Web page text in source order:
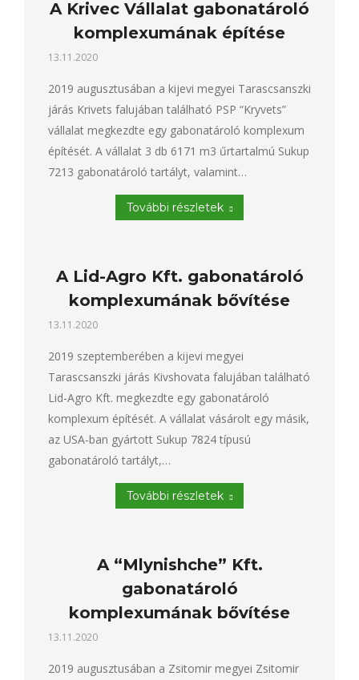
A Krivec Vállalat gabonatároló
komplexumának építése
13.11.2020
2019 augusztusában a kijevi megyei Tarascsanszki
járás Krivets falujában található PSP “Kryvets”
vállalat megkezdte egy gabonatároló komplexum
építését. A vállalat 3 db 6171 m3 űrtartalmú Sukup
7213 gabonatároló tartályt, valamint…
További részletek
A Lid-Agro Kft. gabonatároló
komplexumának bővítése
13.11.2020
2019 szeptemberében a kijevi megyei
Tarascsanszki járás Kivshovata falujában található
Lid-Agro Kft. megkezdte egy gabonatároló
komplexum építését. A vállalat vásárolt egy másik,
az USA-ban gyártott Sukup 7824 típusú
gabonatároló tartályt,…
További részletek
A “Mlynishche” Kft.
gabonatároló
komplexumának bővítése
13.11.2020
2019 augusztusában a Zsitomir megyei Zsitomir